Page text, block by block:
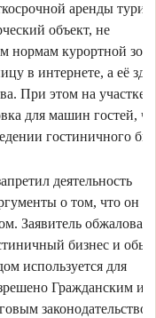
аренды
объект, не
нормам курортной
в интернете, а её
При этом на участке
для машин гостей,
гостиничного
деятельность
о том, что он
Заявитель
бизнес и
используется для
Гражданским и